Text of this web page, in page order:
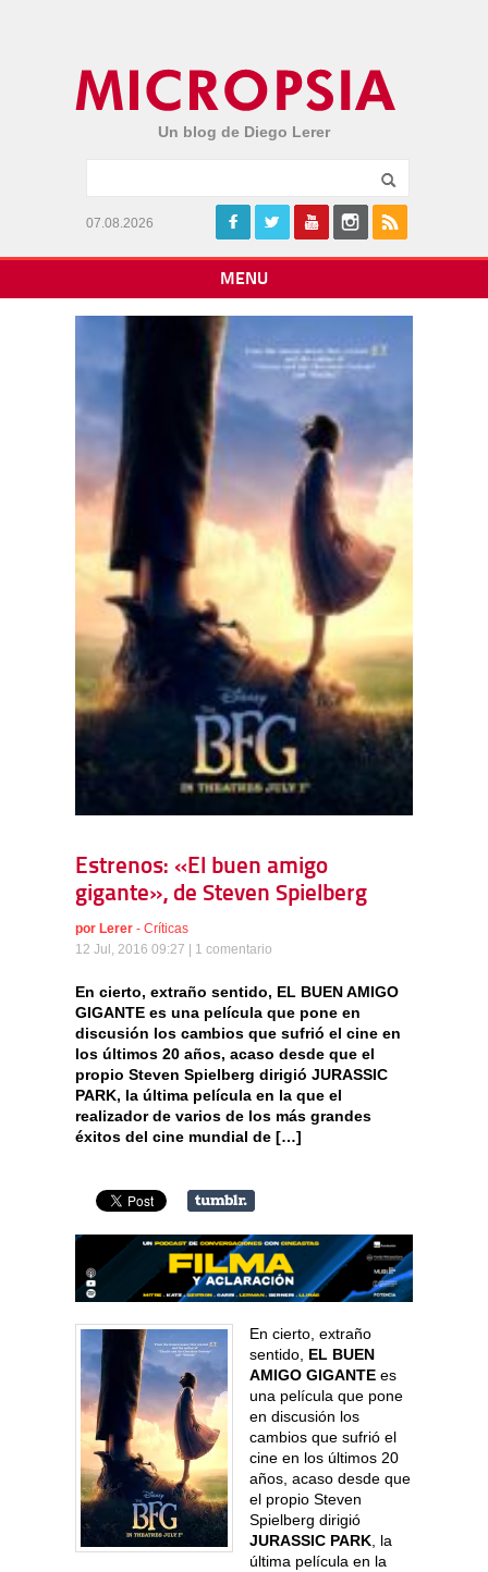
Un blog de Diego Lerer
07.08.2026
MENU
Estrenos: «El buen amigo
gigante», de Steven Spielberg
por Lerer - Críticas
12 Jul, 2016 09:27 | 1 comentario
En cierto, extraño sentido, EL BUEN AMIGO
GIGANTE es una película que pone en
discusión los cambios que sufrió el cine en
los últimos 20 años, acaso desde que el
propio Steven Spielberg dirigió JURASSIC
PARK, la última película en la que el
realizador de varios de los más grandes
éxitos del cine mundial de […]
En cierto, extraño
sentido, EL BUEN
AMIGO GIGANTE es
una película que pone
en discusión los
cambios que sufrió el
cine en los últimos 20
años, acaso desde que
el propio Steven
Spielberg dirigió
JURASSIC PARK, la
última película en la